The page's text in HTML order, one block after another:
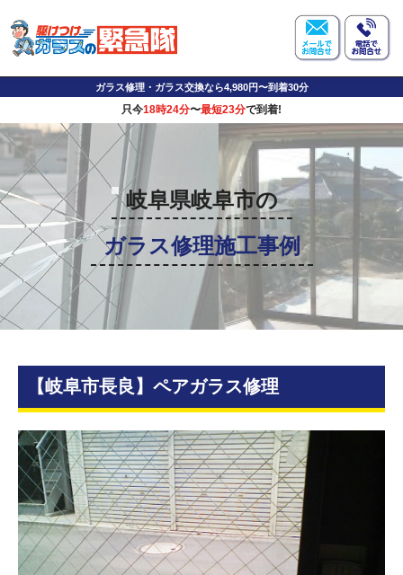
ガラス修理・ガラス交換なら4,980円〜到着30分
只今18時24分〜最短23分で到着!
岐阜県岐阜市の
ガラス修理施工事例
【岐阜市長良】ペアガラス修理